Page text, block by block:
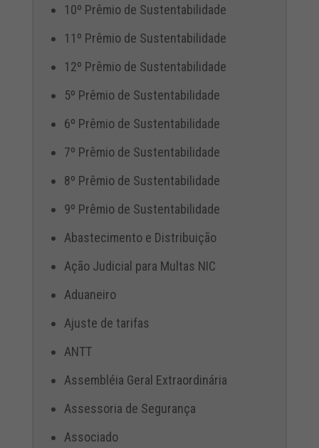
10º Prêmio de Sustentabilidade
11º Prêmio de Sustentabilidade
12º Prêmio de Sustentabilidade
5º Prêmio de Sustentabilidade
6º Prêmio de Sustentabilidade
7º Prêmio de Sustentabilidade
8º Prêmio de Sustentabilidade
9º Prêmio de Sustentabilidade
Abastecimento e Distribuição
Ação Judicial para Multas NIC
Aduaneiro
Ajuste de tarifas
ANTT
Assembléia Geral Extraordinária
Assessoria de Segurança
Associado